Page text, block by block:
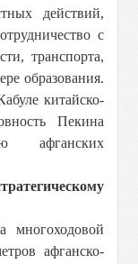
действий,
с
транспорта,
образования.
китайско-
Пекина
афганских
многоходовой
афганско-